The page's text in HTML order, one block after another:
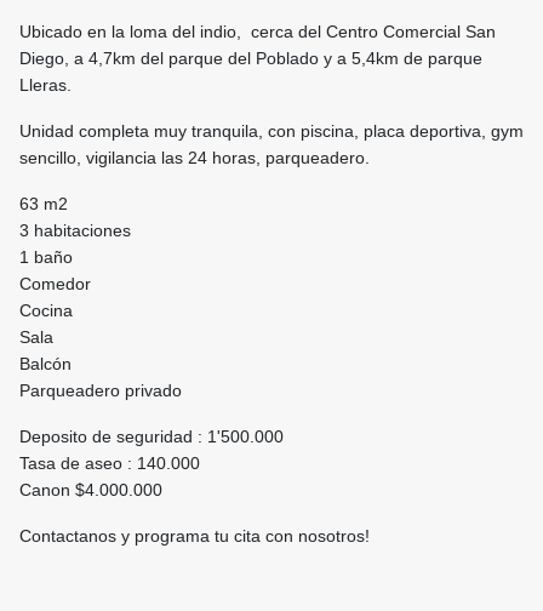
Ubicado en la loma del indio, cerca del Centro Comercial San
Diego, a 4,7km del parque del Poblado y a 5,4km de parque
Lleras.
Unidad completa muy tranquila, con piscina, placa deportiva, gym
sencillo, vigilancia las 24 horas, parqueadero.
63 m2
3 habitaciones
1 baño
Comedor
Cocina
Sala
Balcón
Parqueadero privado
Deposito de seguridad : 1'500.000
Tasa de aseo : 140.000
Canon $4.000.000
Contactanos y programa tu cita con nosotros!